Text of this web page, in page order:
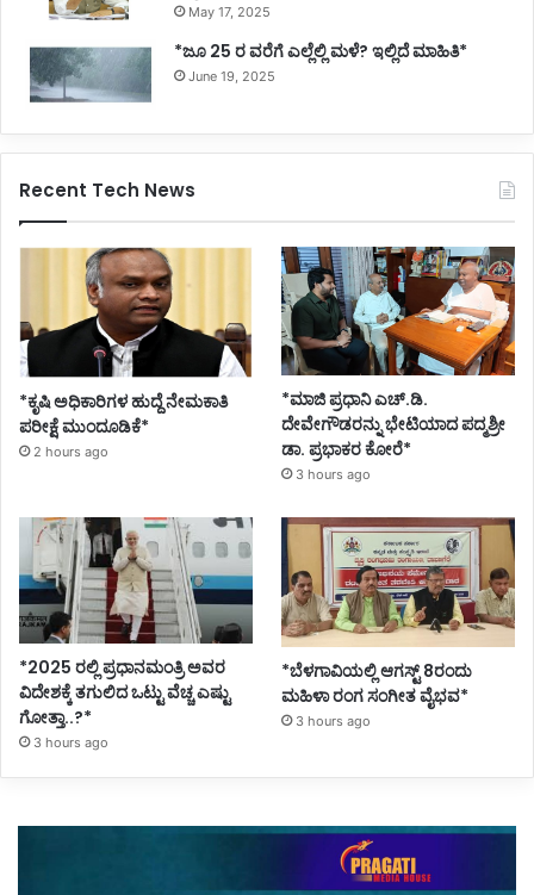
May 17, 2025
*ಜೂ 25 ರ ವರೆಗೆ ಎಲ್ಲೆಲ್ಲಿ ಮಳೆ? ಇಲ್ಲಿದೆ ಮಾಹಿತಿ*
June 19, 2025
Recent Tech News
*ಕೃಷಿ ಅಧಿಕಾರಿಗಳ ಹುದ್ದೆ ನೇಮಕಾತಿ
ಪರೀಕ್ಷೆ ಮುಂದೂಡಿಕೆ*
2 hours ago
*ಮಾಜಿ ಪ್ರಧಾನಿ ಎಚ್.ಡಿ.
ದೇವೇಗೌಡರನ್ನು ಭೇಟಿಯಾದ ಪದ್ಮಶ್ರೀ
ಡಾ. ಪ್ರಭಾಕರ ಕೋರೆ*
3 hours ago
*2025 ರಲ್ಲಿ ಪ್ರಧಾನಮಂತ್ರಿ ಅವರ
ವಿದೇಶಕ್ಕೆ ತಗುಲಿದ ಒಟ್ಟು ವೆಚ್ಚ ಎಷ್ಟು
ಗೋತ್ತಾ..?*
3 hours ago
*ಬೆಳಗಾವಿಯಲ್ಲಿ ಆಗಸ್ಟ್ 8ರಂದು
ಮಹಿಳಾ ರಂಗ ಸಂಗೀತ ವೈಭವ*
3 hours ago